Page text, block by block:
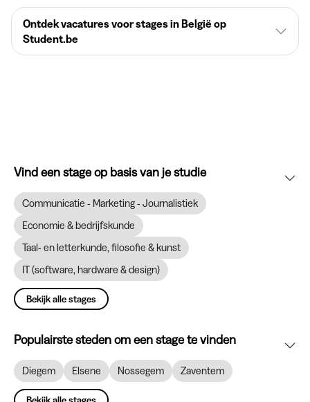
Ontdek vacatures voor stages in België op
Student.be
Vind een stage op basis van je studie
Communicatie - Marketing - Journalistiek
Economie & bedrijfskunde
Taal- en letterkunde, filosofie & kunst
IT (software, hardware & design)
Bekijk alle stages
Populairste steden om een stage te vinden
Diegem Elsene Nossegem Zaventem